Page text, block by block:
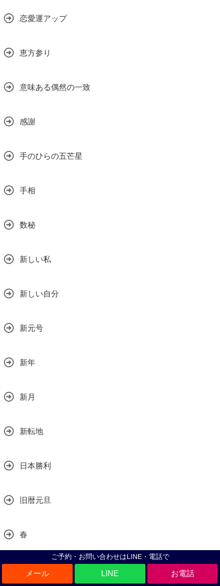
ご予約・お問い合わせはLINE・電話で
LINE
恋愛運アップ
恵方参り
意味ある偶然の一致
感謝
手のひらの五芒星
手相
数秘
新しい私
新しい自分
新元号
新年
新月
新転地
日本勝利
旧暦元旦
春
春の大祭